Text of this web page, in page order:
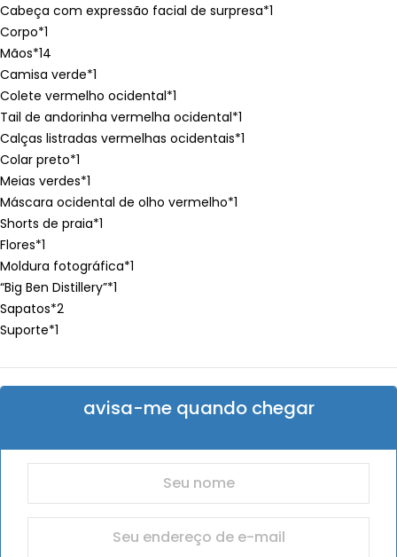
Cabeça com expressão facial de surpresa*1
Corpo*1
Mãos*14
Camisa verde*1
Colete vermelho ocidental*1
Tail de andorinha vermelha ocidental*1
Calças listradas vermelhas ocidentais*1
Colar preto*1
Meias verdes*1
Máscara ocidental de olho vermelho*1
Shorts de praia*1
Flores*1
Moldura fotográfica*1
“Big Ben Distillery”*1
Sapatos*2
Suporte*1
avisa-me quando chegar